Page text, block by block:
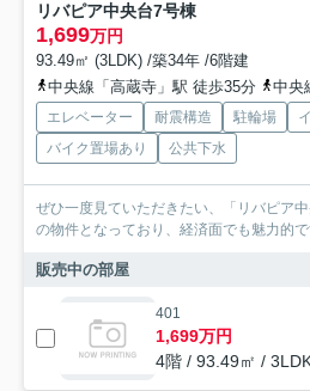
リバピア中央台7号棟
1,699万円
93.49㎡ (3LDK) /築34年 /6階建
中央線「高蔵寺」駅 徒歩35分
中央線「高
エレベーター 耐震構造 駐輪場
バイク置場あり
公共下水
ぜひ一度見ていただきたい、「リバピア
の物件となっており、経済面でも魅力的
販売中の部屋
401
1,699万円
4階 / 93.49㎡ /